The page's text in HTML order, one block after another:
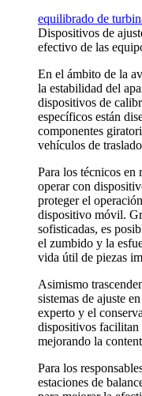
equilibrado de
Dispositivos de
efectivo de las
En el ámbito de la
la estabilidad del
dispositivos de
específicos están
componentes
vehículos de
Para los técnicos en
operar con
proteger el
dispositivo móvil.
sofisticadas, es
el zumbido y la
vida útil de piezas
Asimismo
sistemas de ajuste
experto y el
dispositivos facilitan
mejorando la
Para los
estaciones de